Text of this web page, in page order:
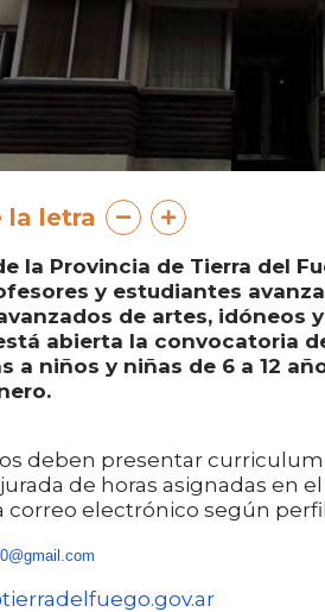
la letra
la Provincia de Tierra del
y estudiantes
de artes, idóneos
abierta la convocatoria
a niños y niñas de 6 a 12
deben presentar
de horas asignadas en
correo electrónico según
com
gov.ar